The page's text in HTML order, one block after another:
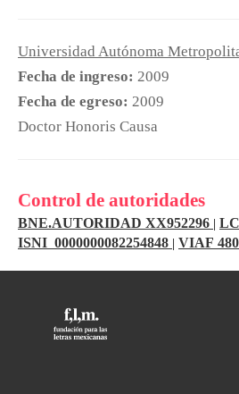
Universidad Autónoma
Fecha de ingreso: 2009
Fecha de egreso: 2009
Doctor Honoris Causa
Control de autoridades
BNE.AUTORIDAD XX952296
ISNI 0000000082254848 VIAF